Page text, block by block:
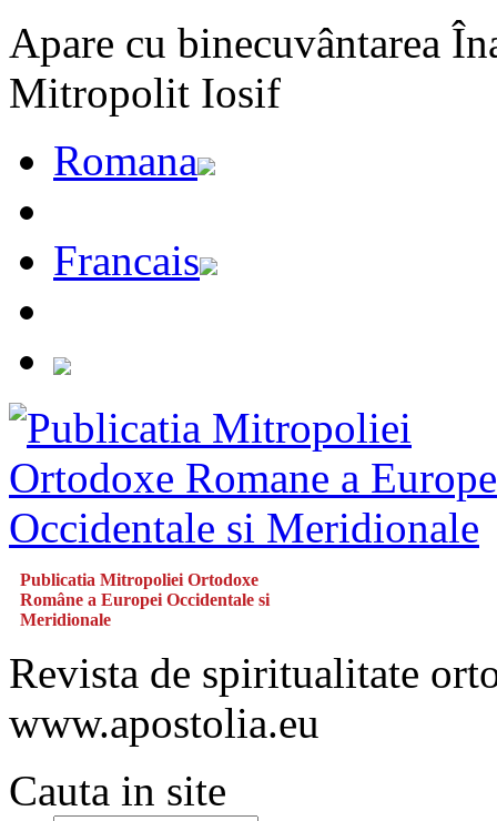
Apare cu binecuvântarea
Mitropolit Iosif
Romana
Francais
Publicatia Mitropoliei Ortodoxe
Române a Europei Occidentale si
Meridionale
Revista de spiritualitate
www.apostolia.eu
Cauta in site